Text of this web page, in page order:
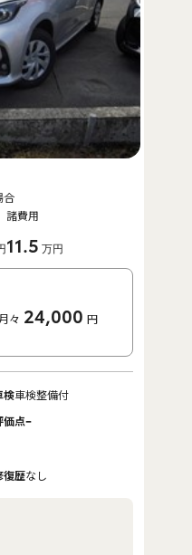
諸費用
11.5 万円
合
月々 24,000 円
検車検整備付
価点-
復歴なし